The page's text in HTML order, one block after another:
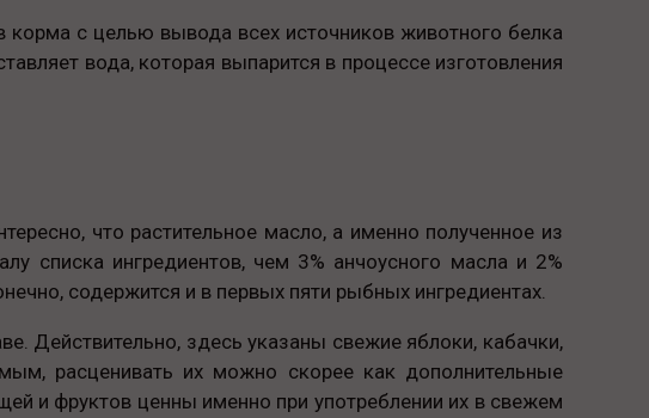
с целью вывода всех источников животного белка
вода, которая выпарится в процессе изготовления
что растительное масло, а именно полученное из
списка ингредиентов, чем 3% анчоусного масла и 2%
содержится и в первых пяти рыбных ингредиентах.
Действительно, здесь указаны свежие яблоки, кабачки,
расценивать их можно скорее как дополнительные
и фруктов ценны именно при употреблении их в свежем